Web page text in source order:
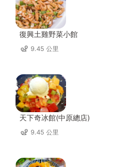
復興土雞野菜小館
9.45 公里
天下奇冰館(中原總店)
9.45 公里